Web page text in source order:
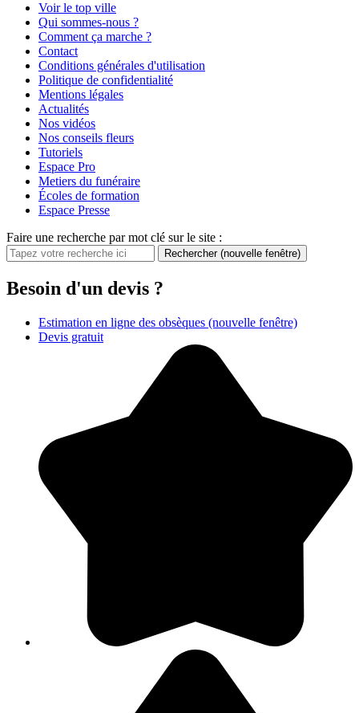
Voir le top ville
Qui sommes-nous ?
Comment ça marche ?
Contact
Conditions générales d'utilisation
Politique de confidentialité
Mentions légales
Actualités
Nos vidéos
Nos conseils fleurs
Tutoriels
Espace Pro
Metiers du funéraire
Écoles de formation
Espace Presse
Faire une recherche par mot clé sur le site :
Rechercher (nouvelle fenêtre)
Besoin d'un devis ?
Estimation en ligne des obsèques (nouvelle fenêtre)
Devis gratuit